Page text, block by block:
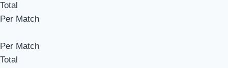
Total
Per Match
Per Match
Total